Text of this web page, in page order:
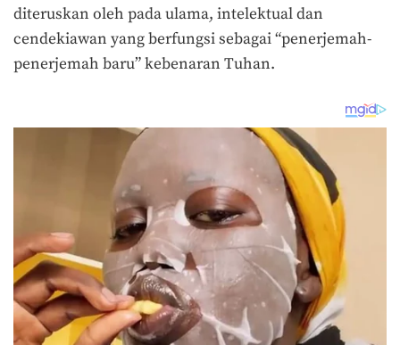
diteruskan oleh pada ulama, intelektual dan
cendekiawan yang berfungsi sebagai “penerjemah-
penerjemah baru” kebenaran Tuhan.